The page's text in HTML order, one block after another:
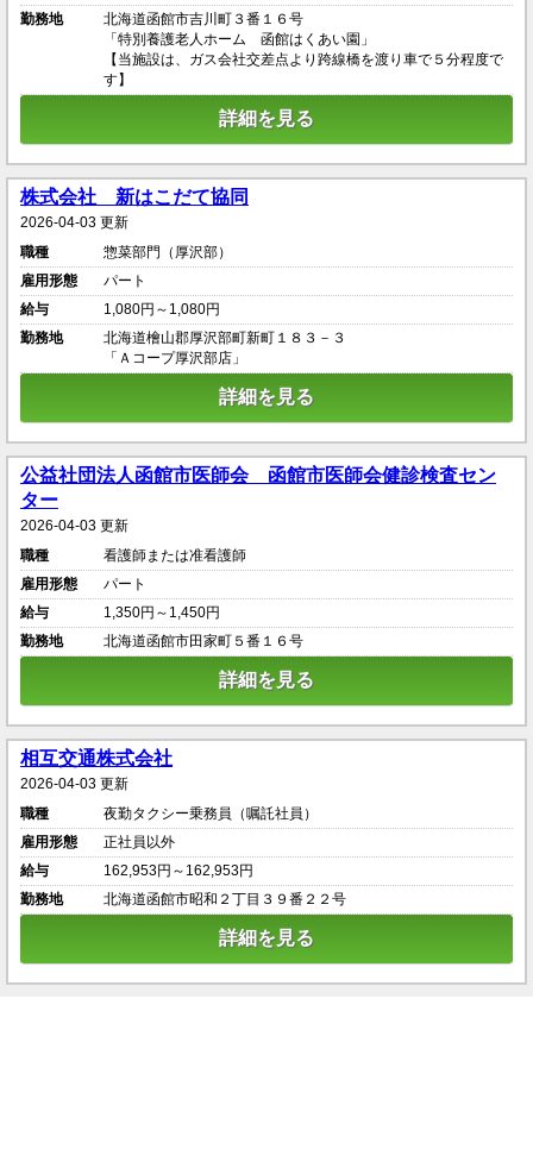
勤務地
北海道函館市吉川町３番１６号
「特別養護老人ホーム 函館はくあい園」
【当施設は、ガス会社交差点より跨線橋を渡り車で５分程度で
す】
詳細を見る
株式会社 新はこだて協同
2026-04-03 更新
職種
惣菜部門（厚沢部）
雇用形態
パート
給与
1,080円～1,080円
勤務地
北海道檜山郡厚沢部町新町１８３－３
「Ａコープ厚沢部店」
詳細を見る
公益社団法人函館市医師会 函館市医師会健診検査セン
ター
2026-04-03 更新
職種
看護師または准看護師
雇用形態
パート
給与
1,350円～1,450円
勤務地
北海道函館市田家町５番１６号
詳細を見る
相互交通株式会社
2026-04-03 更新
職種
夜勤タクシー乗務員（嘱託社員）
雇用形態
正社員以外
給与
162,953円～162,953円
勤務地
北海道函館市昭和２丁目３９番２２号
詳細を見る